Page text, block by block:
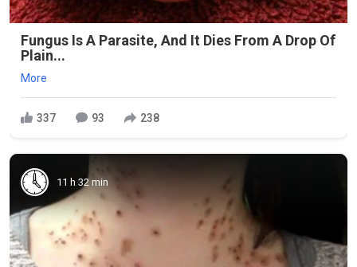
Fungus Is A Parasite, And It Dies From A Drop Of
Plain...
More
337 93 238
11 h 32 min